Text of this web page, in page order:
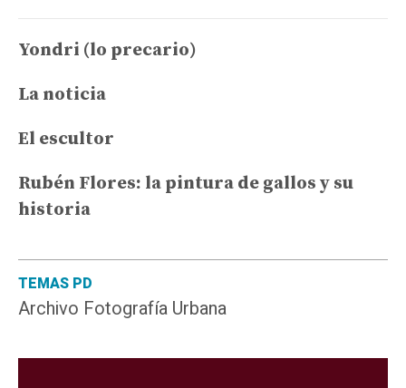
TEMAS PD
Archivo Fotografía Urbana
Yondri (lo precario)
La noticia
El escultor
Rubén Flores: la pintura de gallos y su
historia